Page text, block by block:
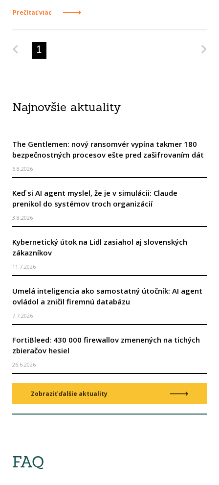
Prečítať viac
Predchádzajúca strana
1
Najnovšie aktuality
The Gentlemen: nový ransomvér vypína takmer 180
bezpečnostných procesov ešte pred zašifrovaním dát
6.8.2026
Keď si AI agent myslel, že je v simulácii: Claude
prenikol do systémov troch organizácií
3.8.2026
Kybernetický útok na Lidl zasiahol aj slovenských
zákazníkov
11.7.2026
Umelá inteligencia ako samostatný útočník: AI agent
ovládol a zničil firemnú databázu
7.7.2026
FortiBleed: 430 000 firewallov zmenených na tichých
zbieračov hesiel
26.6.2026
Zobraziť ďalšie aktuality
FAQ